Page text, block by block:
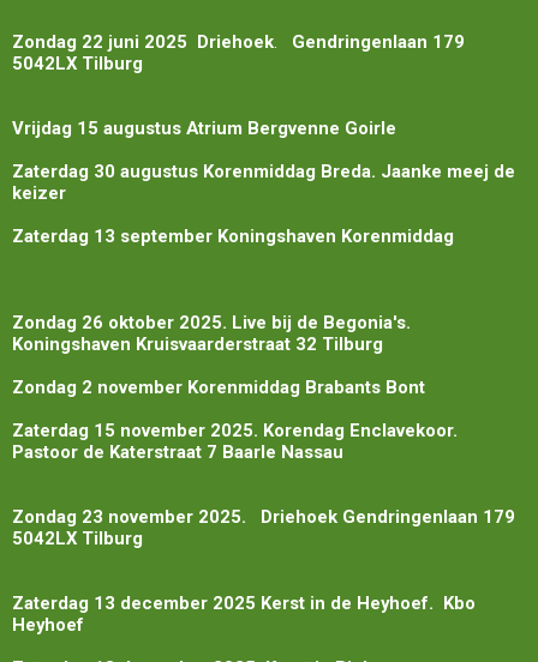
Zondag 22 juni 2025 Driehoek. Gendringenlaan 179
5042LX Tilburg
Vrijdag 15 augustus Atrium Bergvenne Goirle
Zaterdag 30 augustus Korenmiddag Breda. Jaanke meej de
keizer
Zaterdag 13 september Koningshaven Korenmiddag
Zondag 26 oktober 2025. Live bij de Begonia's.
Koningshaven Kruisvaarderstraat 32 Tilburg
Zondag 2 november Korenmiddag Brabants Bont
Zaterdag 15 november 2025. Korendag Enclavekoor.
Pastoor de Katerstraat 7 Baarle Nassau
Zondag 23 november 2025. Driehoek Gendringenlaan 179
5042LX Tilburg
Zaterdag 13 december 2025 Kerst in de Heyhoef. Kbo
Heyhoef